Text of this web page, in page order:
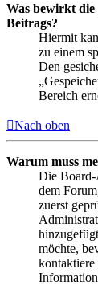
Was bewirkt die
Beitrags?
Hiermit
zu einem
Den
Bereich
Nach oben
Warum muss
Die Board-
dem
zuerst
möchte,